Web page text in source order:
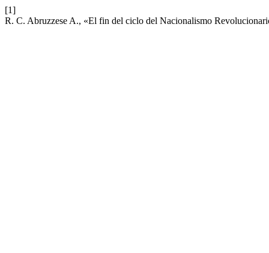
[1]
R. C. Abruzzese A., «El fin del ciclo del Nacionalismo